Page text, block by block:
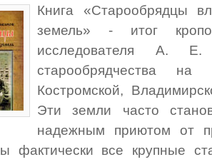
Книга «Старообрядцы
земель» - итог
исследователя А.
старообрядчества на
Костромской,
Эти земли час­то
надежным приютом от
фактически все крупные